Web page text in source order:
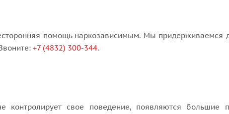
помощь наркозависимым. Мы придерживаемся
+7 (4832) 300-344.
контролирует свое поведение, появляются большие